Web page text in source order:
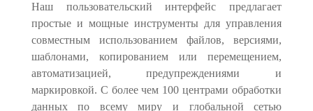
Наш пользовательский интерфейс предлагает
простые и мощные инструменты для управления
совместным использованием файлов, версиями,
шаблонами, копированием или перемещением,
автоматизацией, предупреждениями и
маркировкой. С более чем 100 центрами обработки
данных по всему миру и глобальной сетью